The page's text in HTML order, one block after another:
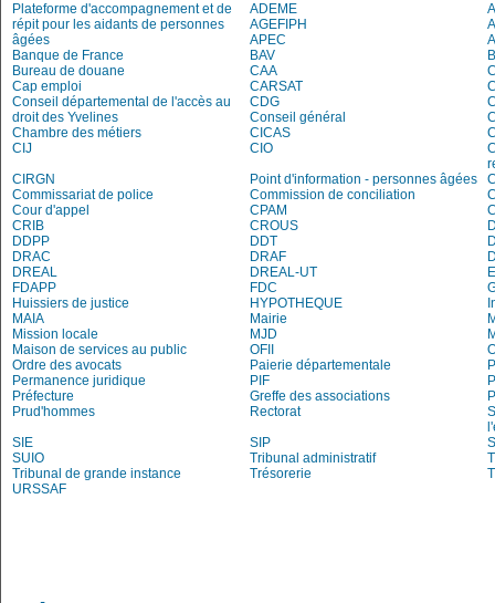
Plateforme d'accompagnement et de
répit pour les aidants de personnes
âgées
ADEME
AGEFIPH
APEC
Banque de France
BAV
Bureau de douane
CAA
Cap emploi
CARSAT
Conseil départemental de l'accès au
droit des Yvelines
CDG
Conseil général
Chambre des métiers
CICAS
CIJ
CIO
CIRGN
Point d'information - personnes âgées
Commissariat de police
Commission de conciliation
Cour d'appel
CPAM
CRIB
CROUS
DDPP
DDT
DRAC
DRAF
DREAL
DREAL-UT
FDAPP
FDC
Huissiers de justice
HYPOTHEQUE
MAIA
Mairie
Mission locale
MJD
Maison de services au public
OFII
Ordre des avocats
Paierie départementale
Permanence juridique
PIF
Préfecture
Greffe des associations
Prud'hommes
Rectorat
SIE
SIP
SUIO
Tribunal administratif
Tribunal de grande instance
Trésorerie
URSSAF